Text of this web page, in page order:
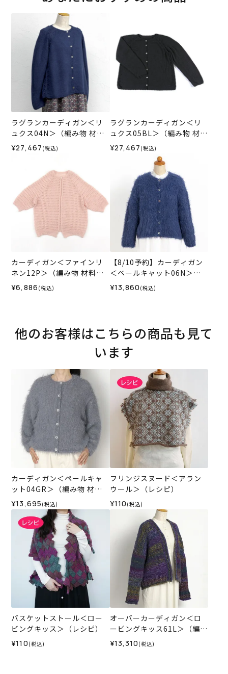
ラグランカーディガン＜リ
ュクス04N＞（編み物 材料
セット）
¥27,467 (税込)
ラグランカーディガン＜リ
ュクス05BL＞（編み物 材料
セット）
¥27,467 (税込)
カーディガン＜ファインリ
ネン12P＞（編み物 材料セ
ット）
¥6,886 (税込)
【8/10予約】カーディガン
＜ペールキャット06N＞
（編み物 材料セット）
¥13,860 (税込)
他のお客様はこちらの商品も見て
います
カーディガン＜ペールキャ
ット04GR＞（編み物 材料
セット）
¥13,695 (税込)
フリンジスヌード＜アラン
ウール＞（レシピ）
¥110 (税込)
バスケットストール＜ロー
ビングキッス＞（レシピ）
¥110 (税込)
オーバーカーディガン＜ロ
ービングキッス61L＞（編み
物 材料セット）
¥13,310 (税込)